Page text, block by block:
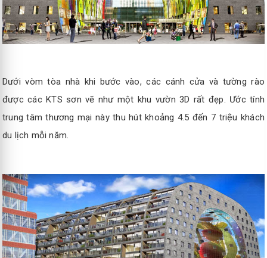
Dưới vòm tòa nhà khi bước vào, các cánh cửa và tường rào
được các KTS sơn vẽ như một khu vườn 3D rất đẹp. Ước tính
trung tâm thương mại này thu hút khoảng 4.5 đến 7 triệu khách
du lịch mỗi năm.